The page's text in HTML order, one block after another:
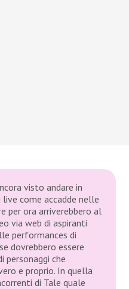
visto andare in
live come accadde nelle
per ora arriverebbero al
via web di aspiranti
performances di
dovrebbero essere
personaggi che
e proprio. In quella
di Tale quale